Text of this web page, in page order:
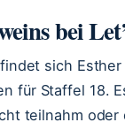
bei
sich
für Staffel 18.
teilnahm